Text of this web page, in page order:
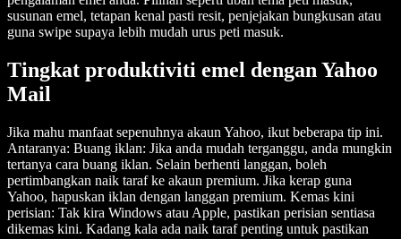
susunan emel, tetapan kenal pasti resit, penjejakan bungkusan atau
guna swipe supaya lebih mudah urus peti masuk.
Tingkat produktiviti emel dengan Yahoo
Mail
Jika mahu manfaat sepenuhnya akaun Yahoo, ikut beberapa tip ini.
Antaranya: Buang iklan: Jika anda mudah terganggu, anda mungkin
tertanya cara buang iklan. Selain berhenti langgan, boleh
pertimbangkan naik taraf ke akaun premium. Jika kerap guna
Yahoo, hapuskan iklan dengan langgan premium. Kemas kini
perisian: Tak kira Windows atau Apple, pastikan perisian sentiasa
dikemas kini. Kadang kala ada naik taraf penting untuk pastikan